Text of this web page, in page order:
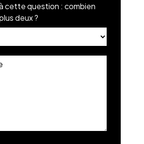
cette question : combien
deux ?